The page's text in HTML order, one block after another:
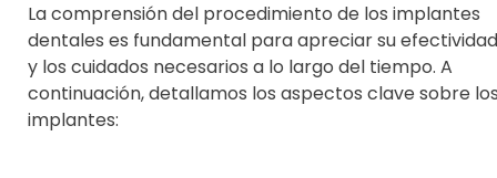
La comprensión del procedimiento de los implantes
dentales es fundamental para apreciar su efectividad
y los cuidados necesarios a lo largo del tiempo. A
continuación, detallamos los aspectos clave sobre
implantes: